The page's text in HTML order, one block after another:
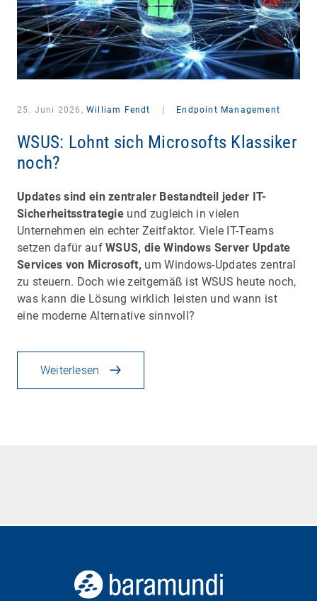
25. Juni 2026, William Fendt Endpoint Management
WSUS: Lohnt sich Microsofts Klassiker
noch?
Updates sind ein zentraler Bestandteil jeder IT-
Sicherheitsstrategie und zugleich in vielen
Unternehmen ein echter Zeitfaktor. Viele IT-Teams
setzen dafür aufWSUS, die Windows Server Update
Services von Microsoft, um Windows-Updates zentral
zu steuern. Doch wie zeitgemäß ist WSUS heute noch,
was kann die Lösung wirklich leisten und wann ist
eine moderne Alternative sinnvoll?
Weiterlesen